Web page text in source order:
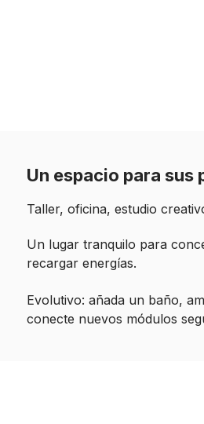
Un espacio para sus
Taller, oficina, estudio
Un lugar tranquilo para
recargar energías.
Evolutivo: añada un baño,
conecte nuevos módulos